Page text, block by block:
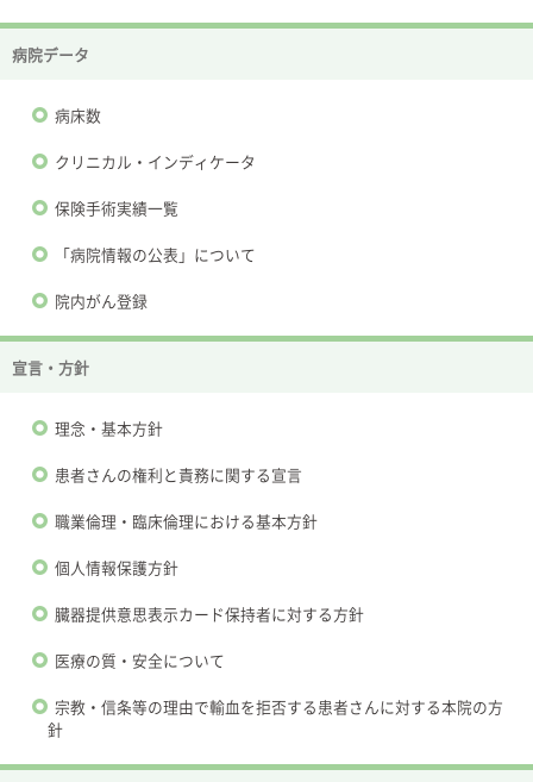
病院データ
病床数
クリニカル・インディケータ
保険手術実績一覧
「病院情報の公表」について
院内がん登録
宣言・方針
理念・基本方針
患者さんの権利と責務に関する宣言
職業倫理・臨床倫理における基本方針
個人情報保護方針
臓器提供意思表示カード保持者に対する方針
医療の質・安全について
宗教・信条等の理由で輸血を拒否する患者さんに対する本院の方
針